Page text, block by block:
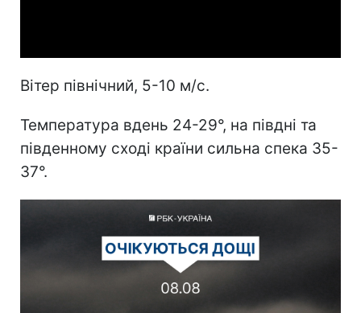
Вітер північний, 5-10 м/с.
Температура вдень 24-29°, на півдні та
південному сході країни сильна спека 35-
37°.